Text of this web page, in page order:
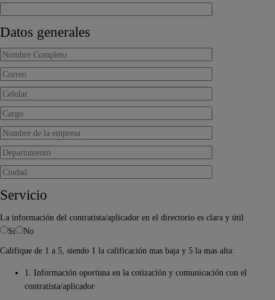
Datos generales
Servicio
La información del contratista/aplicador en el directorio es clara y útil
Si
No
Califique de 1 a 5, siendo 1 la calificación mas baja y 5 la mas alta:
1. Información oportuna en la cotización y comunicación con el
contratista/aplicador